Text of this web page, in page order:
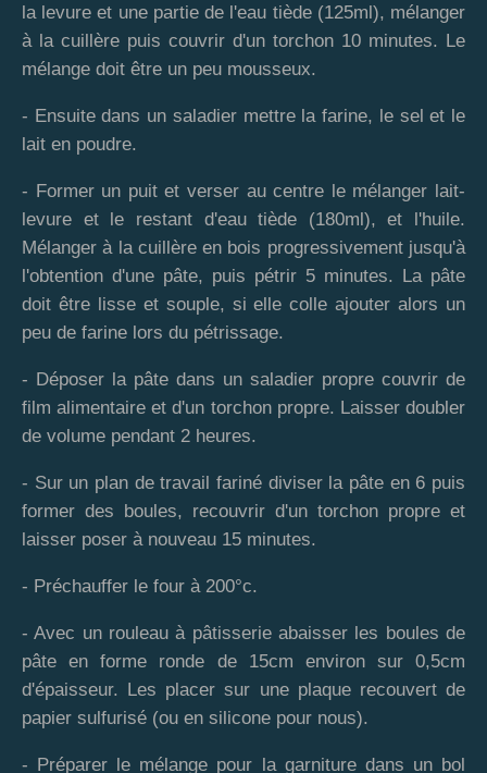
la levure et une partie de l'eau tiède (125ml), mélanger
à la cuillère puis couvrir d'un torchon 10 minutes. Le
mélange doit être un peu mousseux.
- Ensuite dans un saladier mettre la farine, le sel et le
lait en poudre.
- Former un puit et verser au centre le mélanger lait-
levure et le restant d'eau tiède (180ml), et l'huile.
Mélanger à la cuillère en bois progressivement jusqu'à
l'obtention d'une pâte, puis pétrir 5 minutes. La pâte
doit être lisse et souple, si elle colle ajouter alors un
peu de farine lors du pétrissage.
- Déposer la pâte dans un saladier propre couvrir de
film alimentaire et d'un torchon propre. Laisser doubler
de volume pendant 2 heures.
- Sur un plan de travail fariné diviser la pâte en 6 puis
former des boules, recouvrir d'un torchon propre et
laisser poser à nouveau 15 minutes.
- Préchauffer le four à 200°c.
- Avec un rouleau à pâtisserie abaisser les boules de
pâte en forme ronde de 15cm environ sur 0,5cm
d'épaisseur. Les placer sur une plaque recouvert de
papier sulfurisé (ou en silicone pour nous).
- Préparer le mélange pour la garniture dans un bol